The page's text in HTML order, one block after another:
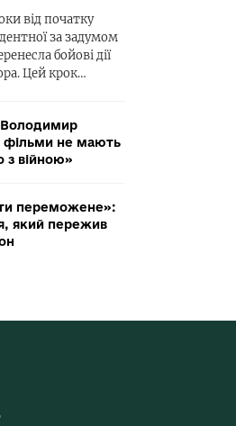
від початку
за задумом
бойові дії
Цей крок…
Володимир
фільми не мають
з війною»
переможене»:
який пережив